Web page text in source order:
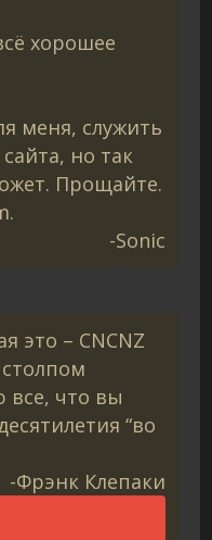
хорошее
меня, служить
но так
Прощайте.
-Sonic
это – CNCNZ
все, что вы
“во
-Фрэнк Клепаки